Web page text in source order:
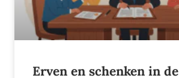
Erven en schenken in de